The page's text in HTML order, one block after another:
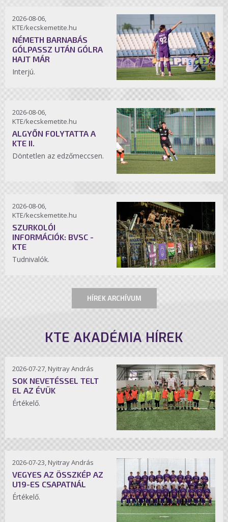
2026-08-06,
KTE/kecskemetite.hu
NÉMETH BARNABÁS
GÓLPASSZ UTÁN GÓLRA
HAJT MÁR
Interjú.
2026-08-06,
KTE/kecskemetite.hu
ALGYŐN FOLYTATTA A
KTE II.
Döntetlen az edzőmeccsen.
2026-08-06,
KTE/kecskemetite.hu
SZURKOLÓI
INFORMÁCIÓK: BVSC -
KTE
Tudnivalók.
HÍREK ARCHÍVUM
KTE AKADÉMIA HÍREK
2026-07-27, Nyitray András
SOK NEVETÉSSEL TELT
EL AZ ÉVÜK
Értékelő.
2026-07-23, Nyitray András
VEGYES AZ ÖSSZKÉP AZ
U19-ES CSAPATNÁL
Értékelő.